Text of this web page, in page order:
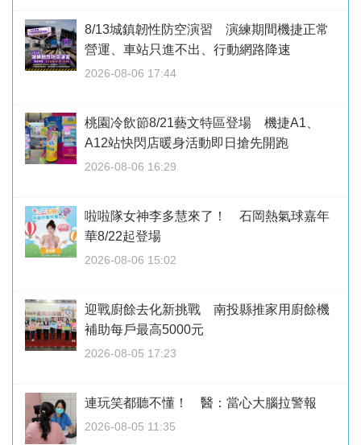
8/13城鎮韌性防空演習 演練期間機捷正常
營運、車站只進不出、行動網路降速
2026-08-06 17:44
桃園冷飲節8/21藝文特區登場 機捷A1、
A12站快閃店暖身活動即日搶先開跑
2026-08-06 16:29
啦啦隊女神李多慧來了！ 石岡熱氣球嘉年
華8/22起登場
2026-08-06 15:02
迎戰廚餘去化新挑戰 南投縣推家用廚餘機
補助每戶最高5000元
2026-08-05 17:23
連玩笑都聽不懂！ 醫：當心大腦拉警報
2026-08-05 11:35